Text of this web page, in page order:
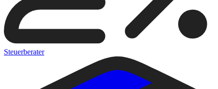
Steuerberater